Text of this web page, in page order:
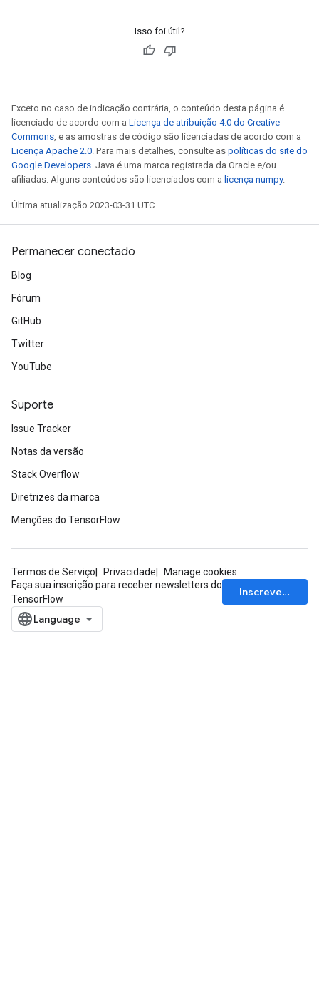
Isso foi útil?
Exceto no caso de indicação contrária, o conteúdo desta página é
licenciado de acordo com a Licença de atribuição 4.0 do Creative
Commons, e as amostras de código são licenciadas de acordo com a
Licença Apache 2.0. Para mais detalhes, consulte as políticas do site do
Google Developers. Java é uma marca registrada da Oracle e/ou
afiliadas. Alguns conteúdos são licenciados com a licença numpy.
Última atualização 2023-03-31 UTC.
Permanecer conectado
Blog
Fórum
GitHub
Twitter
YouTube
Suporte
Issue Tracker
Notas da versão
Stack Overflow
Diretrizes da marca
Menções do TensorFlow
Termos de Serviço Privacidade
Manage cookies
Faça sua inscrição para receber newsletters do
TensorFlow
Inscrever-se